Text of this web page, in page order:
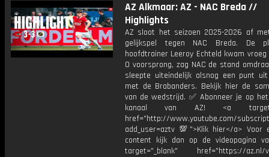
AZ Alkmaar: AZ - NAC Breda //
Highlights
AZ sloot het seizoen 2025-2026 af
gelijkspel tegen NAC Breda. De
hoofdtrainer Leeroy Echteld kwam
0 voorsprong, zag NAC de stand
sleepte uiteindelijk alsnog een punt
met de Brabanders. Bekijk hier de
van de wedstrijd. ✅ Abonneer je op het
kanaal van AZ! <a
href="http://www.youtube.com/
add_user=aztv 💯">Klik hier</a> Voor
content kijk dan op de videopagina
target="_blank" href="https://az.nl/